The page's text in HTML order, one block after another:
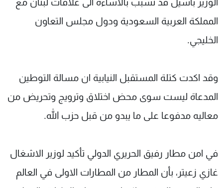
المملكة العربية السعودية ودول مجلس التعاون
الخليجي.
وقد اكدت كتلة المستقبل النيابية ان مسالة التوطين
المدعاة ليست سوى محض اختلاق وترويج وتحريض من
معاليه مدفوعا على ما يبدو من قبل حزب الله.
في امن مطار رفيق الحريري الدولي تأكيد لوزير الاشغال
غازي زعيتر، بأن المطار من المطارات الاولى في العالم